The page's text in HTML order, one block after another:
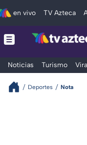
en vivo TV Azteca
Noticias Turismo
Deportes Nota